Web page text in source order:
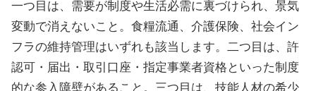
一つ目は、需要が制度や生活必需に裏づけられ、景気
変動で消えないこと。食糧流通、介護保険、社会イン
フラの維持管理はいずれも該当します。二つ目は、許
認可・届出・取引口座・指定事業者資格といった制度
的な参入障壁があること。三つ目は、技能人材の希少